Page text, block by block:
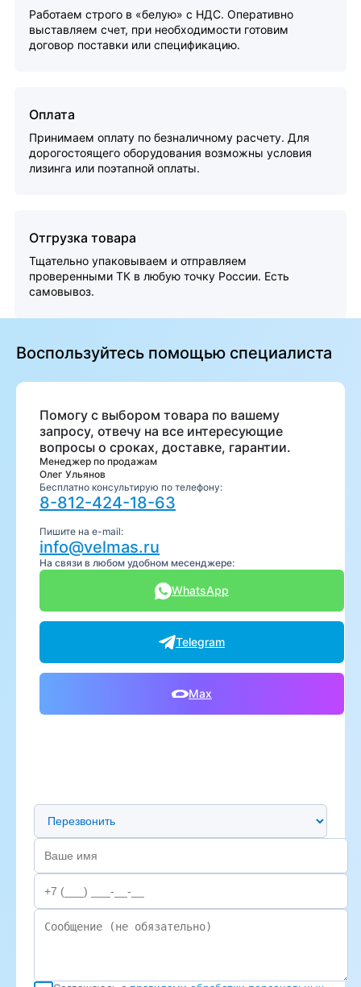
Работаем строго в «белую» с НДС. Оперативно
выставляем счет, при необходимости готовим
договор поставки или спецификацию.
Оплата
Принимаем оплату по безналичному расчету. Для
дорогостоящего оборудования возможны условия
лизинга или поэтапной оплаты.
Отгрузка товара
Тщательно упаковываем и отправляем
проверенными ТК в любую точку России. Есть
самовывоз.
Воспользуйтесь помощью специалиста
Помогу с выбором товара по вашему
запросу, отвечу на все интересующие
вопросы о сроках, доставке, гарантии.
Менеджер по продажам
Олег Ульянов
Бесплатно консультирую по телефону:
8-812-424-18-63
Пишите на e-mail:
info@velmas.ru
На связи в любом удобном месенджере:
WhatsApp
Telegram
Max
Предпочтительный способ связи